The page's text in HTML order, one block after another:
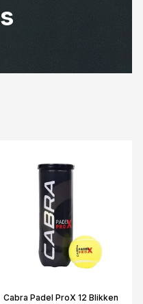
Cabra Padel ProX 12 Blikken